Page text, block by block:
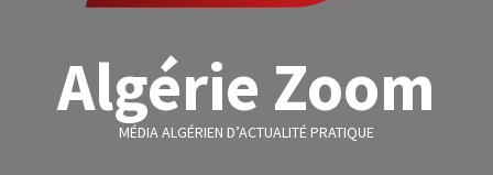
Algérie Zoom
MÉDIA ALGÉRIEN D’ACTUALITÉ PRATIQUE